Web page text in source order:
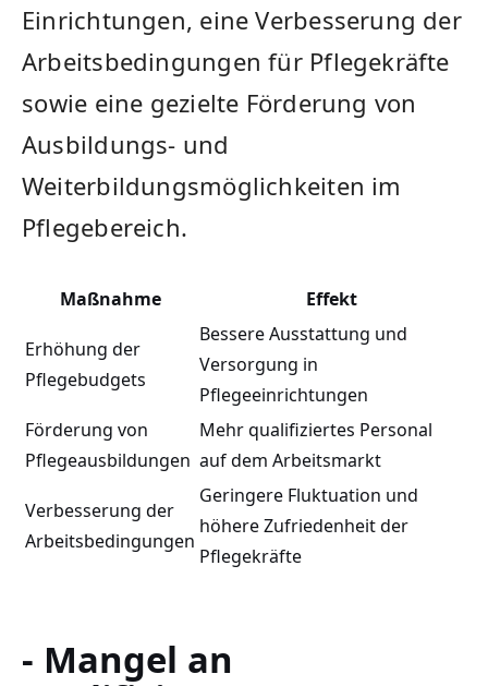
Einrichtungen, eine Verbesserung der‌
Arbeitsbedingungen für Pflegekräfte
⁢sowie eine gezielte Förderung von
Ausbildungs- und
‌Weiterbildungsmöglichkeiten im
Pflegebereich.
Maßnahme Effekt
Erhöhung der
Pflegebudgets
Bessere Ausstattung und
Versorgung in
Pflegeeinrichtungen
Förderung⁢ von
Pflegeausbildungen
Mehr qualifiziertes Personal
auf dem Arbeitsmarkt
Verbesserung der
Arbeitsbedingungen
Geringere Fluktuation und
höhere Zufriedenheit der
Pflegekräfte
- Mangel an